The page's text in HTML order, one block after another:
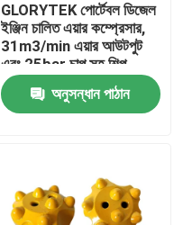
GLORYTEK পোর্টেবল ডিজেল
ইঞ্জিন চালিত এয়ার কম্প্রেসার,
31m3/min এয়ার আউটপুট
এবং 25bar চাপ সহ শিল্প
ব্যবহারের জন্য
অনুসন্ধান পাঠান